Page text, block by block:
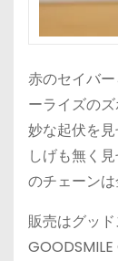
赤のセイバ
ーライズの
妙な起伏を
しげも無く
のチェーンは
販売はグッ